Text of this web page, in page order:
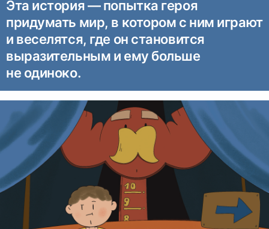
Эта история — попытка героя
придумать мир, в котором с ним играют
и веселятся, где он становится
выразительным и ему больше
не одиноко.